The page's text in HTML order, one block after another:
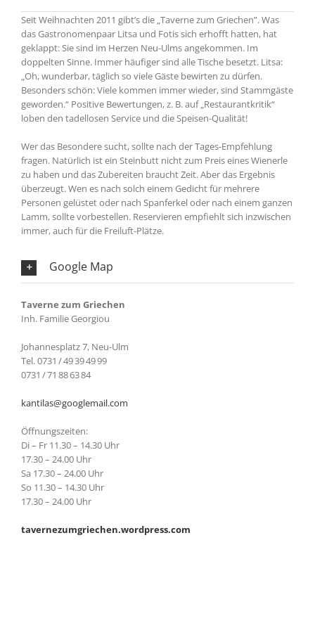
Seit Weihnachten 2011 gibt’s die „Taverne zum Griechen”. Was
das Gastronomenpaar Litsa und Fotis sich erhofft hatten, hat
geklappt: Sie sind im Herzen Neu-Ulms angekommen. Im
doppelten Sinne. Immer häufiger sind alle Tische besetzt. Litsa:
„Oh, wunderbar, täglich so viele Gäste bewirten zu dürfen.
Besonders schön: Viele kommen immer wieder, sind Stammgäste
geworden.“ Positive Bewertungen, z. B. auf „Restaurantkritik“
loben den tadellosen Service und die Speisen-Qualität!
Wer das Besondere sucht, sollte nach der Tages-Empfehlung
fragen. Natürlich ist ein Steinbutt nicht zum Preis eines Wienerle
zu haben und das Zubereiten braucht Zeit. Aber das Ergebnis
überzeugt. Wen es nach solch einem Gedicht für mehrere
Personen gelüstet oder nach Spanferkel oder nach einem ganzen
Lamm, sollte vorbestellen. Reservieren empfiehlt sich inzwischen
immer, auch für die Freiluft-Plätze.
Google Map
Taverne zum Griechen
Inh. Familie Georgiou
Johannesplatz 7, Neu-Ulm
Tel. 0731 / 49 39 49 99
0731 / 71 88 63 84
kantilas@googlemail.com
Öffnungszeiten:
Di – Fr 11.30 – 14.30 Uhr
17.30 – 24.00 Uhr
Sa 17.30 – 24.00 Uhr
So 11.30 – 14.30 Uhr
17.30 – 24.00 Uhr
tavernezumgriechen.wordpress.com